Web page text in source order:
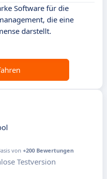
Software für die
die eine
darstellt.
von +200 Bewertungen
Testversion